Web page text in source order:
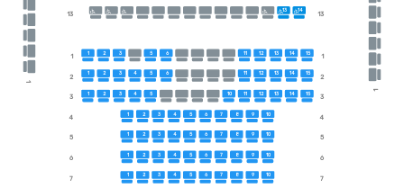
13
13 14
13
1
1 2 3 5 6 11 12 13 14 15
1
2
1 2 3 4 5 6 11 12 13 14 15
2
3
1 2 3 4 5 10 11 12 13 14 15
3
4
1 2 3 4 5 6 7 8 9 10
4
5
1 2 3 4 5 6 7 8 9 10
5
6
1 2 3 4 5 6 7 8 9 10
6
7
1 2 3 4 5 6 7 8 9 10
7
1
1